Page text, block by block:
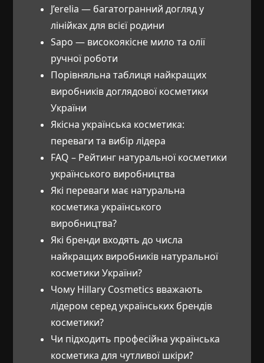
J’erelia — багатогранний догляд у
лінійках для всієї родини
Sapo — високоякісне мило та олії
ручної роботи
Порівняльна таблиця найкращих
виробників доглядової косметики
України
Якісна українська косметика:
переваги та вибір лідера
FAQ – Рейтинг натуральної косметики
українського виробництва
Які переваги має натуральна
косметика українського
виробництва?
Які бренди входять до числа
найкращих виробників натуральної
косметики України?
Чому Hillary Cosmetics вважають
лідером серед українських брендів
косметики?
Чи підходить професійна українська
косметика для чутливої шкіри?